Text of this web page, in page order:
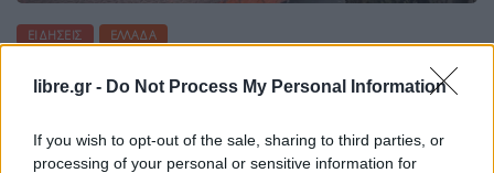
libre.gr - Do Not Process My Personal Information
If you wish to opt-out of the sale, sharing to third parties, or
processing of your personal or sensitive information for
ΕΙΔΉΣΕΙΣ ΕΛΛΆΔΑ
Επιχείρηση ΕΛΑΣ σε Μέγαρα-Νέα
Πέραμο: 11 συλλήψεις Ρομά για
ρευματοκλοπές